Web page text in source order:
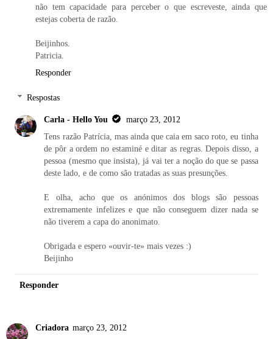
não tem capacidade para perceber o que escreveste, ainda que
estejas coberta de razão.
Beijinhos.
Patricia.
Responder
Respostas
Carla - Hello You
março 23, 2012
Tens razão Patrícia, mas ainda que caia em saco roto, eu tinha
de pôr a ordem no estaminé e ditar as regras. Depois disso, a
pessoa (mesmo que insista), já vai ter a noção do que se passa
deste lado, e de como são tratadas as suas presunções.
E olha, acho que os anónimos dos blogs são pessoas
extremamente infelizes e que não conseguem dizer nada se
não tiverem a capa do anonimato.
Obrigada e espero «ouvir-te» mais vezes :)
Beijinho
Responder
Criadora março 23, 2012